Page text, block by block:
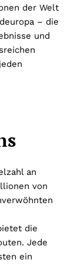
der Welt
– die
und
an
von
die
Jede
ein